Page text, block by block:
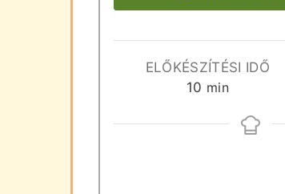
ELŐKÉSZÍTÉSI IDŐ
10 perc
min